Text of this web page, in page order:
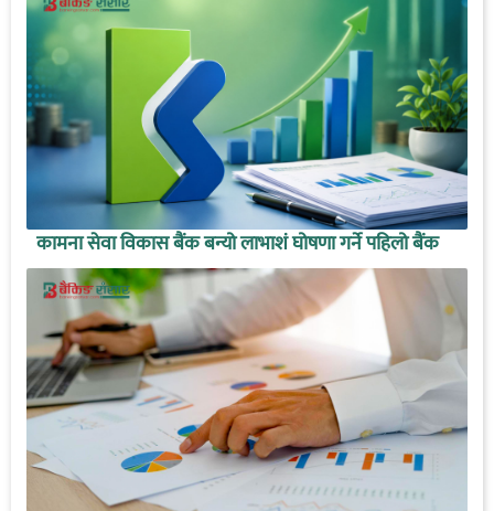
कामना सेवा विकास बैंक बन्यो लाभाशं घोषणा गर्ने पहिलो बैंक